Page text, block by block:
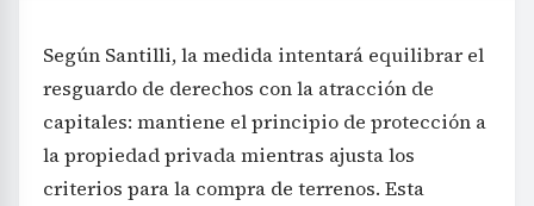
Según Santilli, la medida intentará equilibrar el
resguardo de derechos con la atracción de
capitales: mantiene el principio de protección a
la propiedad privada mientras ajusta los
criterios para la compra de terrenos. Esta